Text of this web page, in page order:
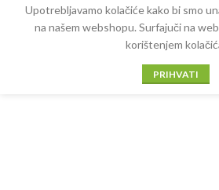
Upotrebljavamo kolačiće kako bi smo
na našem webshopu. Surfajuči na
korištenjem
PRIHVATI